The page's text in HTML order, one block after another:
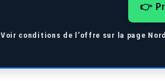
👉
Voir conditions de l’offre sur la page